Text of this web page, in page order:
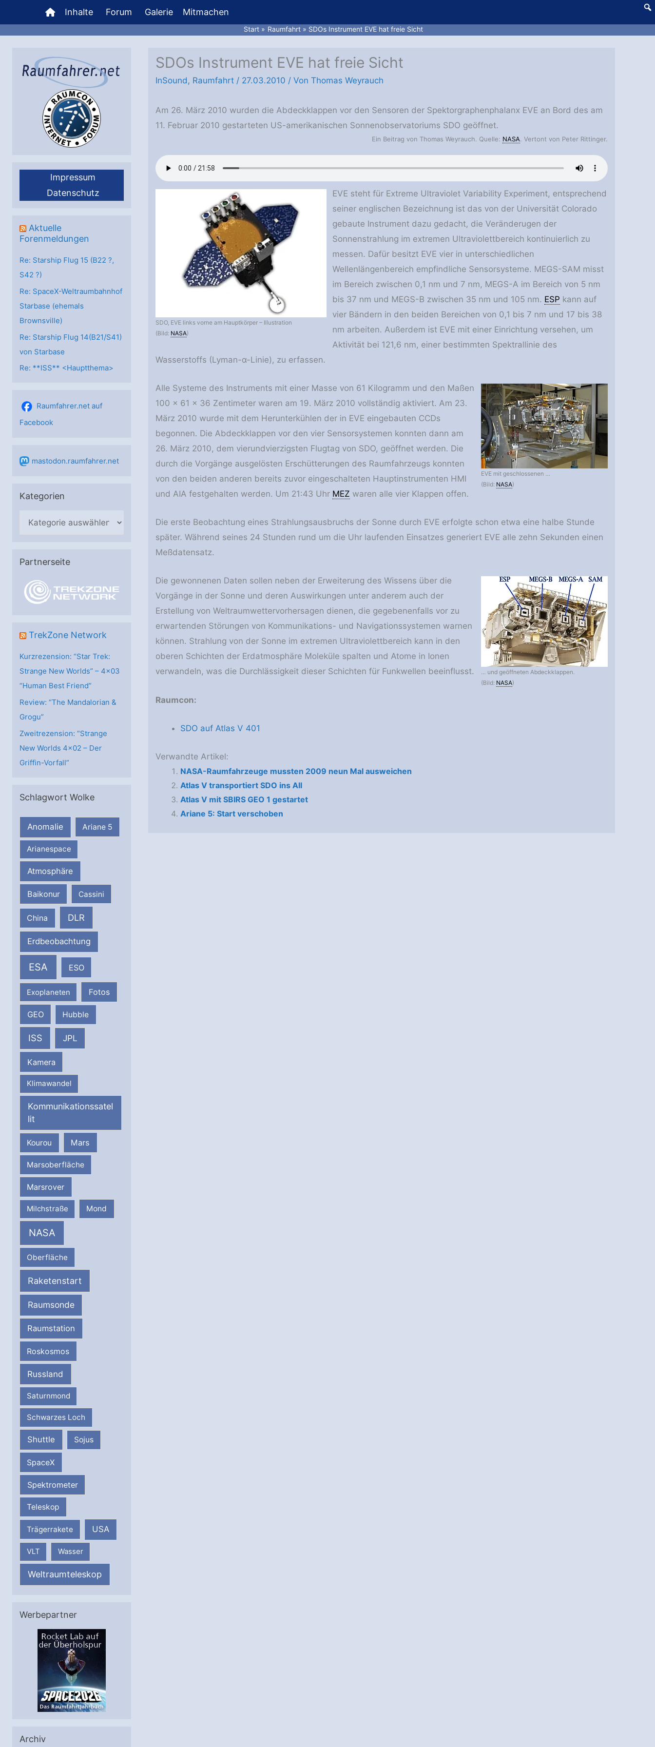
Inhalt
springen
Inhalte Forum Galerie Mitmachen
Start Raumfahrt SDOs Instrument EVE hat freie Sicht
Impressum
Datenschutz
Aktuelle
Forenmeldungen
Re: Starship Flug 15 (B22 ?,
S42 ?)
Re: SpaceX-Weltraumbahnhof
Starbase (ehemals
Brownsville)
Re: Starship Flug 14(B21/S41)
von Starbase
Re: **ISS** <Hauptthema>
Raumfahrer.net auf
Facebook
mastodon.raumfahrer.net
Kategorien
e
e
Partnerseite
TrekZone Network
Kurzrezension: “Star Trek:
Strange New Worlds” – 4×03
“Human Best Friend”
Review: “The Mandalorian &
Grogu”
Zweitrezension: “Strange
New Worlds 4×02 – Der
Griffin-Vorfall”
Schlagwort Wolke
Anomalie Ariane 5
Arianespace
Atmosphäre
Baikonur Cassini
China DLR
Erdbeobachtung
ESA ESO
Exoplaneten Fotos
GEO Hubble
ISS JPL
Kamera
Klimawandel
Kommunikationssatel
lit
Kourou Mars
Marsoberfläche
Marsrover
Milchstraße Mond
NASA
Oberfläche
Raketenstart
Raumsonde
Raumstation
Roskosmos
Russland
Saturnmond
Schwarzes Loch
Shuttle Sojus
SpaceX
Spektrometer
Teleskop
Trägerrakete USA
VLT Wasser
Weltraumteleskop
Werbepartner
Archiv
SDOs Instrument EVE hat freie Sicht
InSound, Raumfahrt/ 27.03.2010 / Von Thomas Weyrauch
Am 26. März 2010 wurden die Abdeckklappen vor den Sensoren der Spektorgraphenphalanx EVE an Bord des am
11. Februar 2010 gestarteten US-amerikanischen Sonnenobservatoriums SDO geöffnet.
Ein Beitrag von Thomas Weyrauch. Quelle: NASA. Vertont von Peter Rittinger.
SDO, EVE links vorne am Hauptkörper – Illustration
(Bild: NASA)
EVE steht für Extreme Ultraviolet Variability Experiment, entsprechend
seiner englischen Bezeichnung ist das von der Universität Colorado
gebaute Instrument dazu gedacht, die Veränderugen der
Sonnenstrahlung im extremen Ultraviolettbereich kontinuierlich zu
messen. Dafür besitzt EVE vier in unterschiedlichen
Wellenlängenbereich empfindliche Sensorsysteme. MEGS-SAM misst
im Bereich zwischen 0,1 nm und 7 nm, MEGS-A im Bereich von 5 nm
bis 37 nm und MEGS-B zwischen 35 nm und 105 nm. ESP kann auf
vier Bändern in den beiden Bereichen von 0,1 bis 7 nm und 17 bis 38
nm arbeiten. Außerdem ist EVE mit einer Einrichtung versehen, um
Aktivität bei 121,6 nm, einer bestimmten Spektrallinie des
Wasserstoffs (Lyman-α-Linie), zu erfassen.
EVE mit geschlossenen …
(Bild: NASA)
Alle Systeme des Instruments mit einer Masse von 61 Kilogramm und den Maßen
100 x 61 x 36 Zentimeter waren am 19. März 2010 vollständig aktiviert. Am 23.
März 2010 wurde mit dem Herunterkühlen der in EVE eingebauten CCDs
begonnen. Die Abdeckklappen vor den vier Sensorsystemen konnten dann am
26. März 2010, dem vierundvierzigsten Flugtag von SDO, geöffnet werden. Die
durch die Vorgänge ausgelösten Erschütterungen des Raumfahrzeugs konnten
von den beiden anderen bereits zuvor eingeschalteten Hauptinstrumenten HMI
und AIA festgehalten werden. Um 21:43 Uhr MEZ waren alle vier Klappen offen.
Die erste Beobachtung eines Strahlungsausbruchs der Sonne durch EVE erfolgte schon etwa eine halbe Stunde
später. Während seines 24 Stunden rund um die Uhr laufenden Einsatzes generiert EVE alle zehn Sekunden einen
Meßdatensatz.
… und geöffneten Abdeckklappen.
(Bild: NASA)
Die gewonnenen Daten sollen neben der Erweiterung des Wissens über die
Vorgänge in der Sonne und deren Auswirkungen unter anderem auch der
Erstellung von Weltraumwettervorhersagen dienen, die gegebenenfalls vor zu
erwartenden Störungen von Kommunikations- und Navigationssystemen warnen
können. Strahlung von der Sonne im extremen Ultraviolettbereich kann in den
oberen Schichten der Erdatmosphäre Moleküle spalten und Atome in Ionen
verwandeln, was die Durchlässigkeit dieser Schichten für Funkwellen beeinflusst.
Raumcon:
SDO auf Atlas V 401
Verwandte Artikel:
NASA-Raumfahrzeuge mussten 2009 neun Mal ausweichen
Atlas V transportiert SDO ins All
Atlas V mit SBIRS GEO 1 gestartet
Ariane 5: Start verschoben